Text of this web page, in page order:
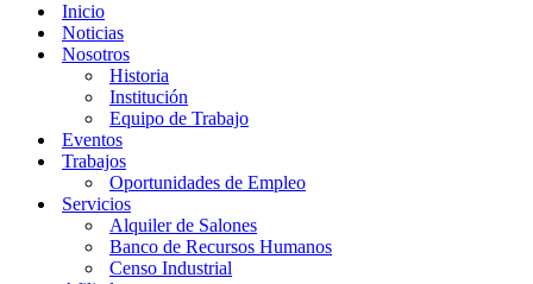
Inicio
Noticias
Nosotros
Historia
Institución
Equipo de Trabajo
Eventos
Trabajos
Oportunidades de Empleo
Servicios
Alquiler de Salones
Banco de Recursos Humanos
Censo Industrial